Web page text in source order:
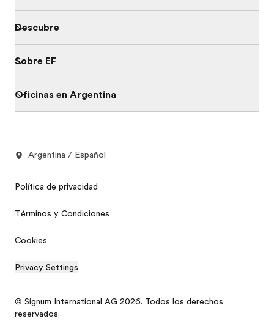
Descubre
Sobre EF
Oficinas en Argentina
Argentina / Español
Política de privacidad
Términos y Condiciones
Cookies
Privacy Settings
© Signum International AG 2026. Todos los derechos
reservados.